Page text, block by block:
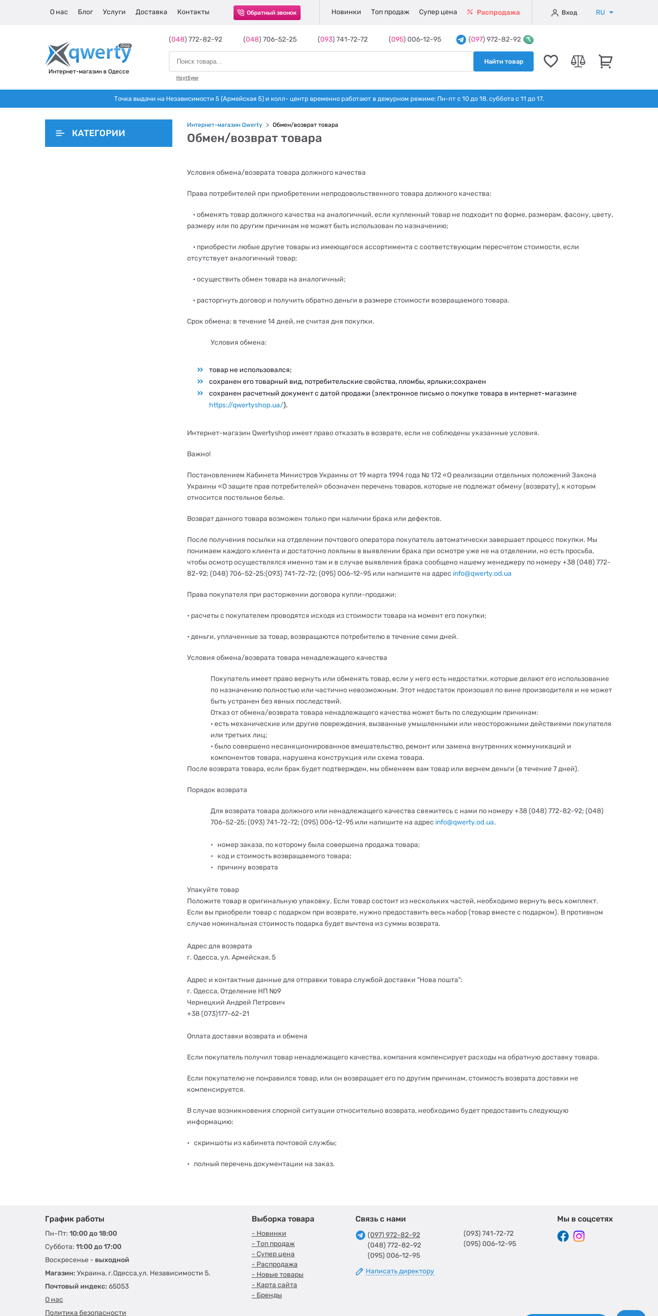
О нас Блог Услуги Доставка Контакты Обратный звонок Новинки Топ продаж Супер цена Распродажа Вход RU
Интернет-магазин в Одессе
(048) 772-82-92 (048) 706-52-25 (093) 741-72-72 (095) 006-12-95 (097) 972-82-92
Найти товар
Ноутбуки
Точка выдачи на Независимости 5 (Армейская 5) и колл- центр временно работают в дежурном режиме: Пн-пт с 10 до 18. суббота с 11 до 17.
КАТЕГОРИИ
Интернет-магазин Qwerty Обмен/возврат товара
Обмен/возврат товара
Условия обмена/возврата товара должного качества
Права потребителей при приобретении непродовольственного товара должного качества:
• обменять товар должного качества на аналогичный, если купленный товар не подходит по форме, размерам, фасону, цвету,
размеру или по другим причинам не может быть использован по назначению;
• приобрести любые другие товары из имеющегося ассортимента с соответствующим пересчетом стоимости, если
отсутствует аналогичный товар;
• осуществить обмен товара на аналогичный;
• расторгнуть договор и получить обратно деньги в размере стоимости возвращаемого товара.
Срок обмена: в течение 14 дней, не считая дня покупки.
Условия обмена:
товар не использовался;
сохранен его товарный вид, потребительские свойства, пломбы, ярлыки;сохранен
сохранен расчетный документ с датой продажи (электронное письмо о покупке товара в интернет-магазине
https://qwertyshop.ua/).
Интернет-магазин Qwertyshop имеет право отказать в возврате, если не соблюдены указанные условия.
Важно!
Постановлением Кабинета Министров Украины от 19 марта 1994 года № 172 «О реализации отдельных положений Закона
Украины «О защите прав потребителей» обозначен перечень товаров, которые не подлежат обмену (возврату), к которым
относится постельное белье.
Возврат данного товара возможен только при наличии брака или дефектов.
После получения посылки на отделении почтового оператора покупатель автоматически завершает процесс покупки. Мы
понимаем каждого клиента и достаточно лояльны в выявлении брака при осмотре уже не на отделении, но есть просьба,
чтобы осмотр осуществлялся именно там и в случае выявления брака сообщено нашему менеджеру по номеру +38 (048) 772-
82-92; (048) 706-52-25;(093) 741-72-72; (095) 006-12-95 или напишите на адрес info@qwerty.od.ua
Права покупателя при расторжении договора купли-продажи:
• расчеты с покупателем проводятся исходя из стоимости товара на момент его покупки;
• деньги, уплаченные за товар, возвращаются потребителю в течение семи дней.
Условия обмена/возврата товара ненадлежащего качества
Покупатель имеет право вернуть или обменять товар, если у него есть недостатки, которые делают его использование
по назначению полностью или частично невозможным. Этот недостаток произошел по вине производителя и не может
быть устранен без явных последствий.
Отказ от обмена/возврата товара ненадлежащего качества может быть по следующим причинам:
• есть механические или другие повреждения, вызванные умышленными или неосторожными действиями покупателя
или третьих лиц;
• было совершено несанкционированное вмешательство, ремонт или замена внутренних коммуникаций и
компонентов товара, нарушена конструкция или схема товара.
После возврата товара, если брак будет подтвержден, мы обменяем вам товар или вернем деньги (в течение 7 дней).
Порядок возврата
Для возврата товара должного или ненадлежащего качества свяжитесь с нами по номеру +38 (048) 772-82-92; (048)
706-52-25; (093) 741-72-72; (095) 006-12-95 или напишите на адрес info@qwerty.od.ua.
• номер заказа, по которому была совершена продажа товара;
• код и стоимость возвращаемого товара;
• причину возврата
Упакуйте товар
Положите товар в оригинальную упаковку. Если товар состоит из нескольких частей, необходимо вернуть весь комплект.
Если вы приобрели товар с подарком при возврате, нужно предоставить весь набор (товар вместе с подарком). В противном
случае номинальная стоимость подарка будет вычтена из суммы возврата.
Адрес для возврата
г. Одесса, ул. Армейская, 5
Адрес и контактные данные для отправки товара службой доставки "Нова пошта":
г. Одесса, Отделение НП №9
Чернецкий Андрей Петрович
+38 (073)177-62-21
Оплата доставки возврата и обмена
Если покупатель получил товар ненадлежащего качества, компания компенсирует расходы на обратную доставку товара.
Если покупателю не понравился товар, или он возвращает его по другим причинам, стоимость возврата доставки не
компенсируется.
В случае возникновения спорной ситуации относительно возврата, необходимо будет предоставить следующую
информацию:
• скриншоты из кабинета почтовой службы;
• полный перечень документации на заказ.
График работы
Пн-Пт: 10:00 до 18:00
Суббота: 11:00 до 17:00
Воскресенье - выходной
Магазин: Украина, г.Одесса,ул. Независимости 5.
Почтовый индекс: 65053
О нас
Политика безопасности
Выборка товара
- Новинки
- Топ продаж
- Супер цена
- Распродажа
- Новые товары
- Карта сайта
- Бренды
Связь с нами
(097) 972-82-92
(048) 772-82-92
(095) 006-12-95
Написать директору
(093) 741-72-72
(095) 006-12-95
Мы в соцсетях